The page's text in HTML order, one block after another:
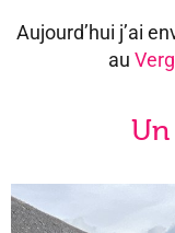
Aujourd’hui j’ai
au
Un